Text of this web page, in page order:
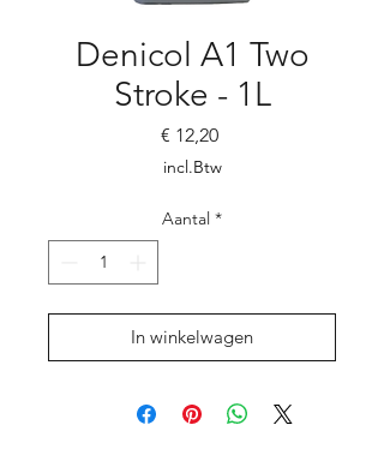
Denicol A1 Two
Stroke - 1L
€ 12,20Prijs
incl.Btw
Aantal *
In winkelwagen